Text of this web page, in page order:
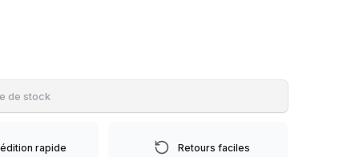
de stock
rapide Retours faciles